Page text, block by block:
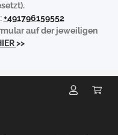
+491796159552
auf der jeweiligen
>>